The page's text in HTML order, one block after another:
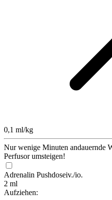
0,1 ml/kg
Nur wenige Minuten andauernde
Perfusor umsteigen!
Adrenalin Pushdoseiv./io.
2 ml
Aufziehen: